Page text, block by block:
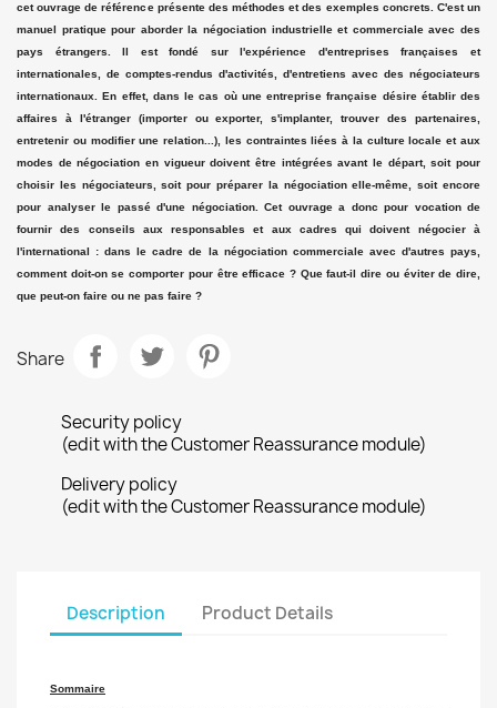
cet ouvrage de référence présente des méthodes et des exemples concrets. C'est un
manuel pratique pour aborder la négociation industrielle et commerciale avec des
pays étrangers. Il est fondé sur l'expérience d'entreprises françaises et
internationales, de comptes-rendus d'activités, d'entretiens avec des négociateurs
internationaux. En effet, dans le cas où une entreprise française désire établir des
affaires à l'étranger (importer ou exporter, s'implanter, trouver des partenaires,
entretenir ou modifier une relation...), les contraintes liées à la culture locale et aux
modes de négociation en vigueur doivent être intégrées avant le départ, soit pour
choisir les négociateurs, soit pour préparer la négociation elle-même, soit encore
pour analyser le passé d'une négociation. Cet ouvrage a donc pour vocation de
fournir des conseils aux responsables et aux cadres qui doivent négocier à
l'international : dans le cadre de la négociation commerciale avec d'autres pays,
comment doit-on se comporter pour être efficace ? Que faut-il dire ou éviter de dire,
que peut-on faire ou ne pas faire ?
Share
Security policy
(edit with the Customer Reassurance module)
Delivery policy
(edit with the Customer Reassurance module)
Description Product Details
Sommaire